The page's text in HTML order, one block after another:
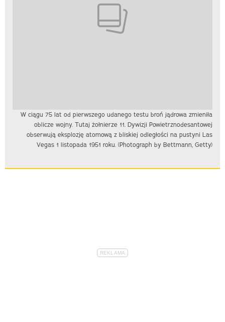
W ciągu 75 lat od pierwszego udanego testu broń jądrowa zmieniła
oblicze wojny. Tutaj żołnierze 11. Dywizji Powietrznodesantowej
obserwują eksplozję atomową z bliskiej odległości na pustyni Las
Vegas 1 listopada 1951 roku. (Photograph by Bettmann, Getty)